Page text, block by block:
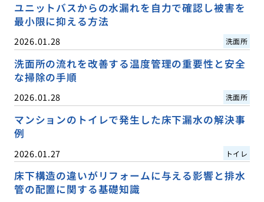
ユニットバスからの水漏れを自力で確認し被害を
最小限に抑える方法
2026.01.28 洗面所
洗面所の流れを改善する温度管理の重要性と安全
な掃除の手順
2026.01.28 洗面所
マンションのトイレで発生した床下漏水の解決事
例
2026.01.27 トイレ
床下構造の違いがリフォームに与える影響と排水
管の配置に関する基礎知識